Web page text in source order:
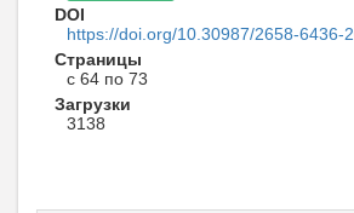
DOI
https://doi.org/10.30987/2658-6436-
Страницы
с 64 по 73
Загрузки
3138